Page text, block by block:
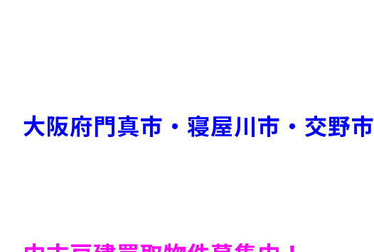
大阪府門真市・寝屋川市・交野市